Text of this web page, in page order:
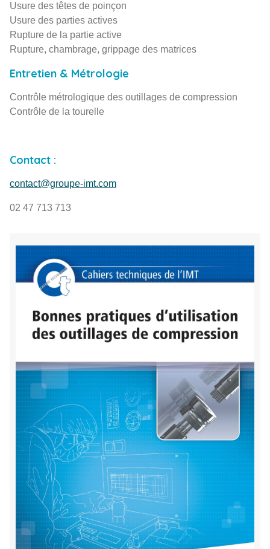
Usure des têtes de poinçon
Usure des parties actives
Rupture de la partie active
Rupture, chambrage, grippage des matrices
Entretien & Métrologie
Contrôle métrologique des outillages de compression
Contrôle de la tourelle
Contact :
contact@groupe-imt.com
02 47 713 713